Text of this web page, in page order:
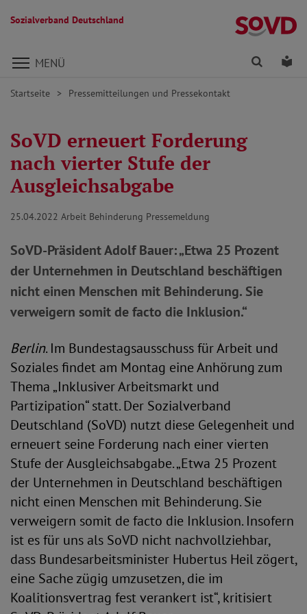
Sozialverband Deutschland
Direkt zu den Inhalten springen
MENÜ Finden
Startseite Pressemitteilungen und Pressekontakt
SoVD erneuert Forderung
nach vierter Stufe der
Ausgleichsabgabe
25.04.2022 Arbeit Behinderung Pressemeldung
SoVD-Präsident Adolf Bauer: „Etwa 25 Prozent
der Unternehmen in Deutschland beschäftigen
nicht einen Menschen mit Behinderung. Sie
verweigern somit de facto die Inklusion.“
Berlin. Im Bundestagsausschuss für Arbeit und
Soziales findet am Montag eine Anhörung zum
Thema „Inklusiver Arbeitsmarkt und
Partizipation“ statt. Der Sozialverband
Deutschland (SoVD) nutzt diese Gelegenheit und
erneuert seine Forderung nach einer vierten
Stufe der Ausgleichsabgabe. „Etwa 25 Prozent
der Unternehmen in Deutschland beschäftigen
nicht einen Menschen mit Behinderung. Sie
verweigern somit de facto die Inklusion. Insofern
ist es für uns als SoVD nicht nachvollziehbar,
dass Bundesarbeitsminister Hubertus Heil zögert,
eine Sache zügig umzusetzen, die im
Koalitionsvertrag fest verankert ist“, kritisiert